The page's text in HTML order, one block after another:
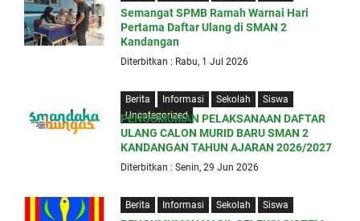
Semangat SPMB Ramah Warnai Hari
Pertama Daftar Ulang di SMAN 2
Kandangan
Diterbitkan : Rabu, 1 Jul 2026
Berita Informasi Sekolah
Siswa
Uncategorized
PENGUMUMAN PELAKSANAAN DAFTAR
ULANG CALON MURID BARU SMAN 2
KANDANGAN TAHUN AJARAN 2026/2027
Diterbitkan : Senin, 29 Jun 2026
Berita Informasi Sekolah Siswa